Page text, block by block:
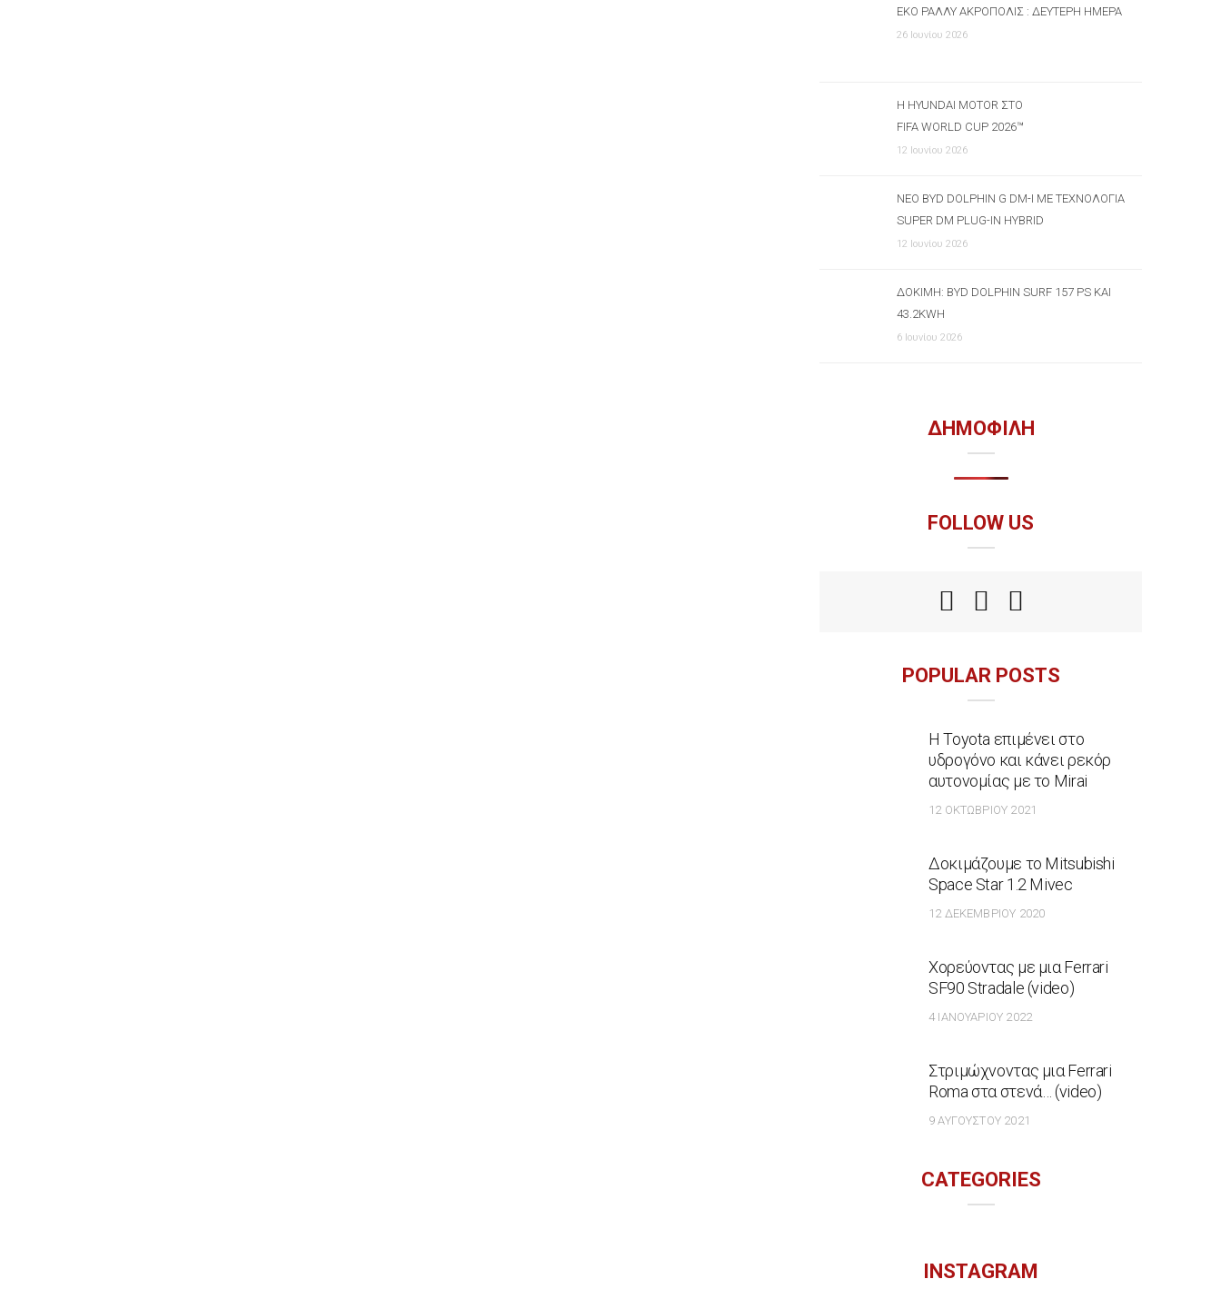
ΕΚΟ ΡΆΛΛΥ ΑΚΡΌΠΟΛΙΣ : ΔΕΎΤΕΡΗ ΗΜΈΡΑ
26 Ιουνίου 2026
Η HYUNDAI MOTOR ΣΤΟ
FIFA WORLD CUP 2026™
12 Ιουνίου 2026
ΝΈΟ BYD DOLPHIN G DM-I ΜΕ ΤΕΧΝΟΛΟΓΊΑ
SUPER DM PLUG-IN HYBRID
12 Ιουνίου 2026
ΔΟΚΙΜΉ: BYD DOLPHIN SURF 157 PS ΚΑΙ
43.2KWH
6 Ιουνίου 2026
ΔΗΜΟΦΙΛΗ
FOLLOW US
POPULAR POSTS
Η Toyota επιμένει στο
υδρογόνο και κάνει ρεκόρ
αυτονομίας με το Mirai
12 ΟΚΤΩΒΡΊΟΥ 2021
Δοκιμάζουμε το Mitsubishi
Space Star 1.2 Mivec
12 ΔΕΚΕΜΒΡΊΟΥ 2020
Χορεύοντας με μια Ferrari
SF90 Stradale (video)
4 ΙΑΝΟΥΑΡΊΟΥ 2022
Στριμώχνοντας μια Ferrari
Roma στα στενά… (video)
9 ΑΥΓΟΎΣΤΟΥ 2021
CATEGORIES
INSTAGRAM